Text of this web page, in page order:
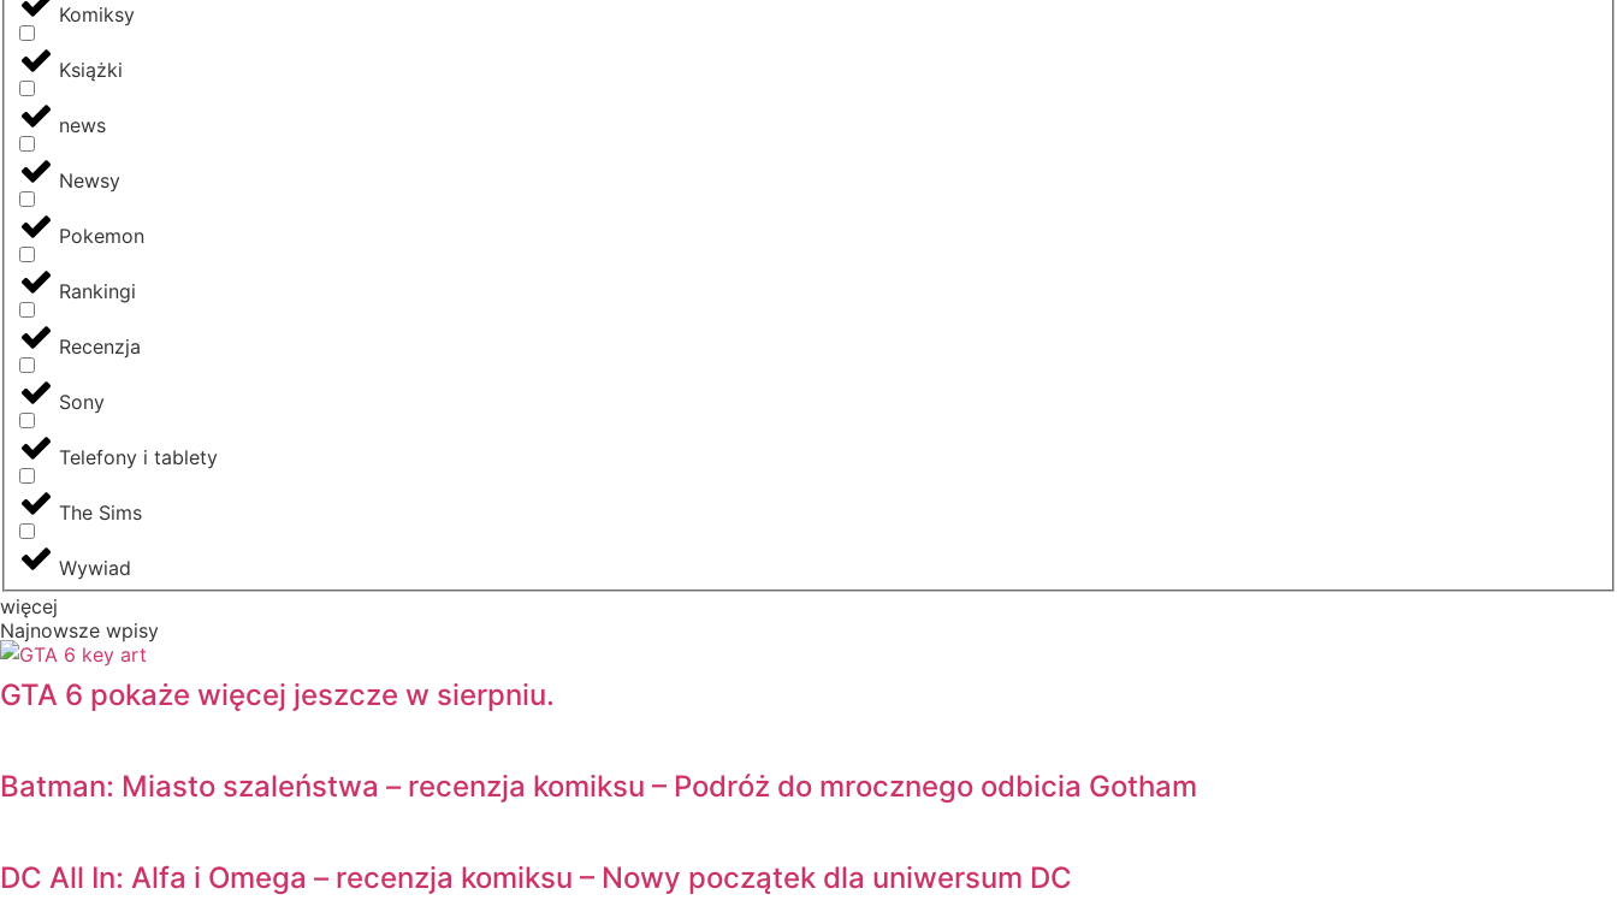
Komiksy
Książki
news
Newsy
Pokemon
Rankingi
Recenzja
Sony
Telefony i tablety
The Sims
Wywiad
więcej
Najnowsze wpisy
GTA 6 pokaże więcej jeszcze w sierpniu.
Batman: Miasto szaleństwa – recenzja komiksu – Podróż do mrocznego odbicia Gotham
DC All In: Alfa i Omega – recenzja komiksu – Nowy początek dla uniwersum DC